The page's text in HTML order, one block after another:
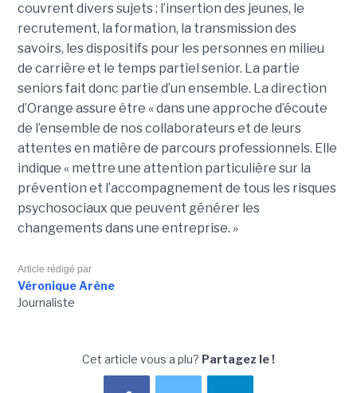
couvrent divers sujets : l’insertion des jeunes, le
recrutement, la formation, la transmission des
savoirs, les dispositifs pour les personnes en milieu
de carrière et le temps partiel senior. La partie
seniors fait donc partie d’un ensemble. La direction
d’Orange assure être « dans une approche d’écoute
de l’ensemble de nos collaborateurs et de leurs
attentes en matière de parcours professionnels. Elle
indique « mettre une attention particulière sur la
prévention et l’accompagnement de tous les risques
psychosociaux que peuvent générer les
changements dans une entreprise. »
Article rédigé par
Véronique Arène
Journaliste
Cet article vous a plu? Partagez le !